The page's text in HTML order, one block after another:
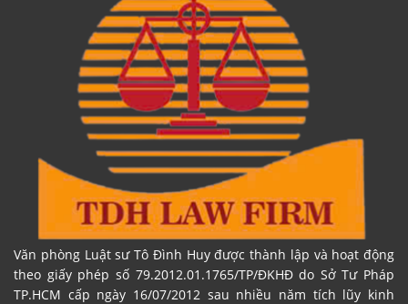
Văn phòng Luật sư Tô Đình Huy được thành lập và hoạt động
theo giấy phép số 79.2012.01.1765/TP/ĐKHĐ do Sở Tư Pháp
TP.HCM cấp ngày 16/07/2012 sau nhiều năm tích lũy kinh